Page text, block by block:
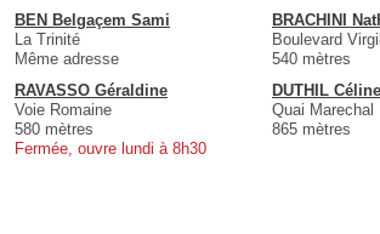
BEN Belgaçem Sami
La Trinité
Même adresse
BRACHINI
Boulevard
540 mètres
RAVASSO Géraldine
Voie Romaine
580 mètres
Fermée, ouvre lundi à 8h30
DUTHIL Céline
Quai Marechal
865 mètres